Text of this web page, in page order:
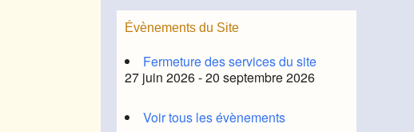
Évènements du Site
Fermeture des services du site
27 juin 2026 - 20 septembre 2026
Voir tous les évènements